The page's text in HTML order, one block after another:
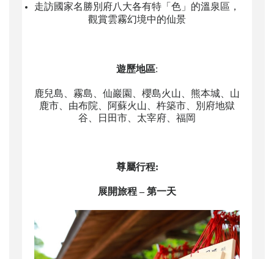
走訪國家名勝別府八大各有特「色」的溫泉區，
觀賞雲霧幻境中的仙景
遊歷地區:
鹿兒島、霧島、仙巖園、櫻島火山、熊本城、山
鹿市、由布院、阿蘇火山、杵築市、別府地獄
谷、日田市、太宰府、福岡
尊屬行程:
展開旅程– 第一天